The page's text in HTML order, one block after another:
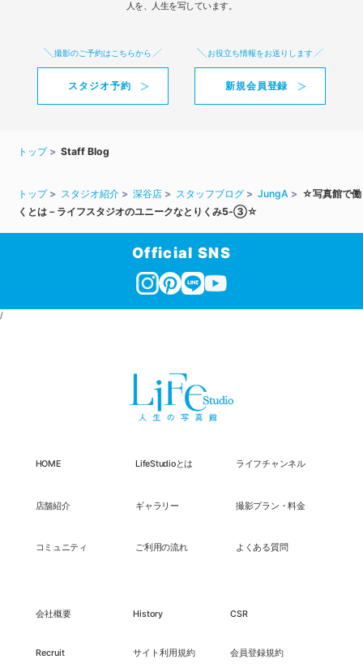
人を、人生を写しています。
撮影のご予約はこちらから
スタジオ予約
お役立ち情報をお送りします
新規会員登録
トップ Staff Blog
トップ スタジオ紹介 深谷店 スタッフブログ JungA
☆写真館で働
くとは－ライフスタジオのユニークなとりくみ5-③☆
Official SNS
/
HOME LifeStudioとは ライフチャンネル
店舗紹介 ギャラリー 撮影プラン・料金
コミュニティ ご利用の流れ よくある質問
会社概要 History CSR
Recruit サイト利用規約 会員登録規約